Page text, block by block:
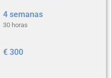
4 semanas
30 horas
€ 300